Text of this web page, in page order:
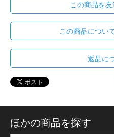
この商品を
この商品につい
返品に
ほかの商品を探す